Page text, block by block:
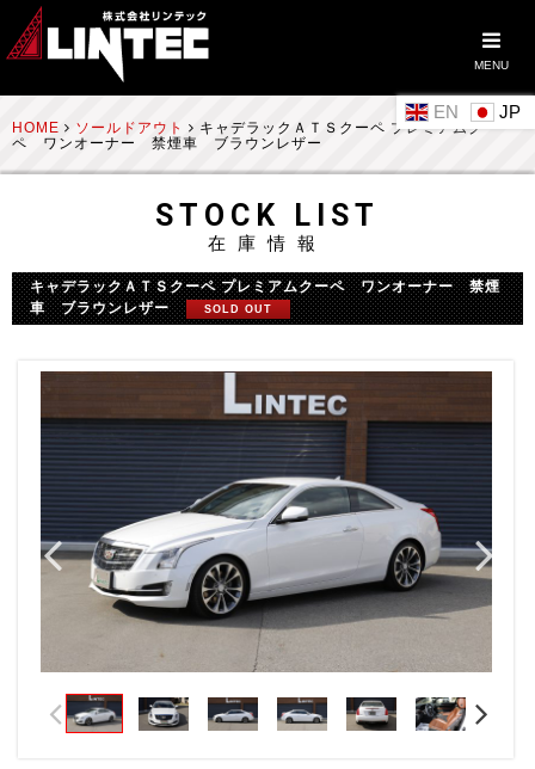
MENU
EN
HOME ソールドアウト
キャデラックＡＴＳクーペ プレミアムクー
ペ ワンオーナー 禁煙車 ブラウンレザー
STOCK LIST
在庫情報
キャデラックＡＴＳクーペ プレミアムクーペ ワンオーナー 禁煙
車 ブラウンレザー
SOLD OUT